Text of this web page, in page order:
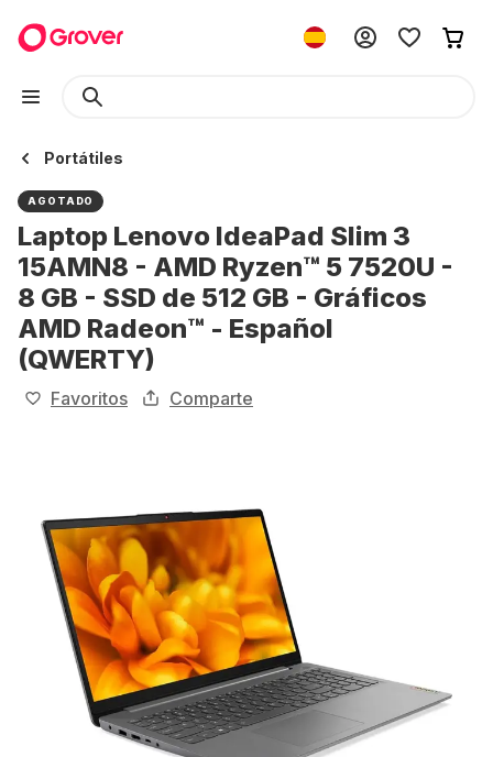
Portátiles
AGOTADO
Laptop Lenovo IdeaPad Slim 3
15AMN8 - AMD Ryzen™ 5 7520U -
8 GB - SSD de 512 GB - Gráficos
AMD Radeon™ - Español
(QWERTY)
Favoritos Comparte